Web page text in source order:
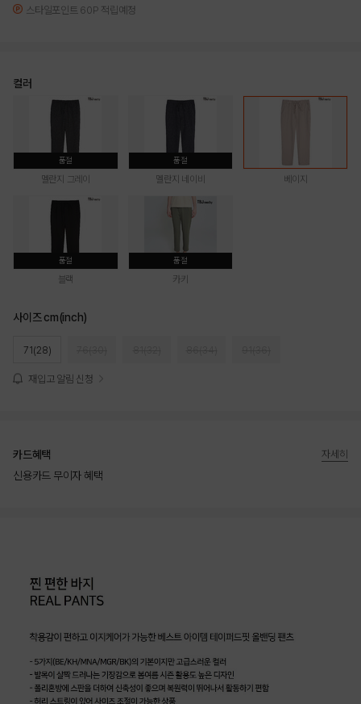
스타일포인트 60P 적립예정
컬러
품절
멜란지 그레이
품절
멜란지 네이비 베이지
품절
블랙
품절
카키
사이즈 cm(inch)
71(28)
재입고 알림 신청
카드혜택
신용카드 무이자 혜택
자세히